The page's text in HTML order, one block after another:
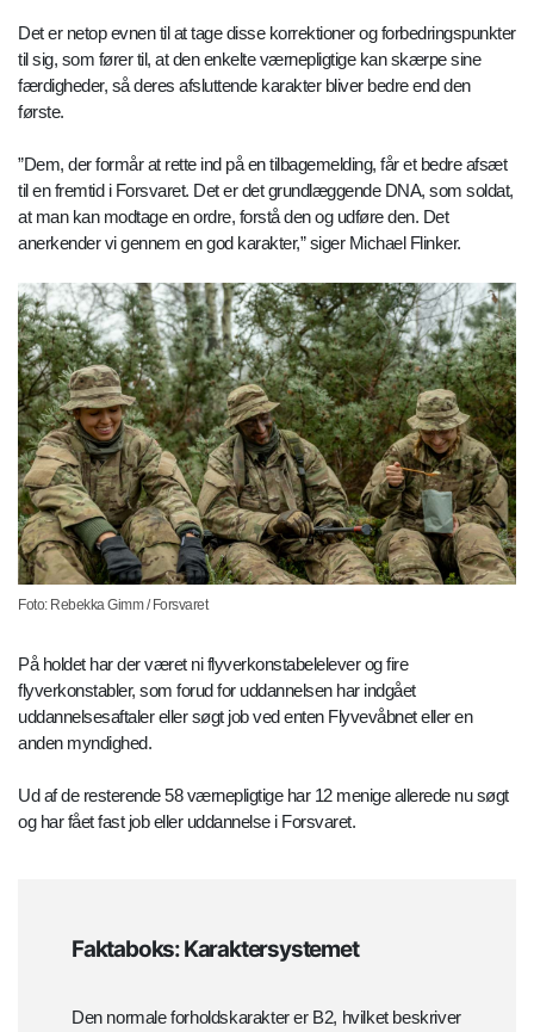
Det er netop evnen til at tage disse korrektioner og forbedringspunkter
til sig, som fører til, at den enkelte værnepligtige kan skærpe sine
færdigheder, så deres afsluttende karakter bliver bedre end den
første.
”Dem, der formår at rette ind på en tilbagemelding, får et bedre afsæt
til en fremtid i Forsvaret. Det er det grundlæggende DNA, som soldat,
at man kan modtage en ordre, forstå den og udføre den. Det
anerkender vi gennem en god karakter,” siger Michael Flinker.
Foto: Rebekka Gimm / Forsvaret
På holdet har der været ni flyverkonstabelelever og fire
flyverkonstabler, som forud for uddannelsen har indgået
uddannelsesaftaler eller søgt job ved enten Flyvevåbnet eller en
anden myndighed.
Ud af de resterende 58 værnepligtige har 12 menige allerede nu søgt
og har fået fast job eller uddannelse i Forsvaret.
Faktaboks: Karaktersystemet
Den normale forholdskarakter er B2, hvilket beskriver